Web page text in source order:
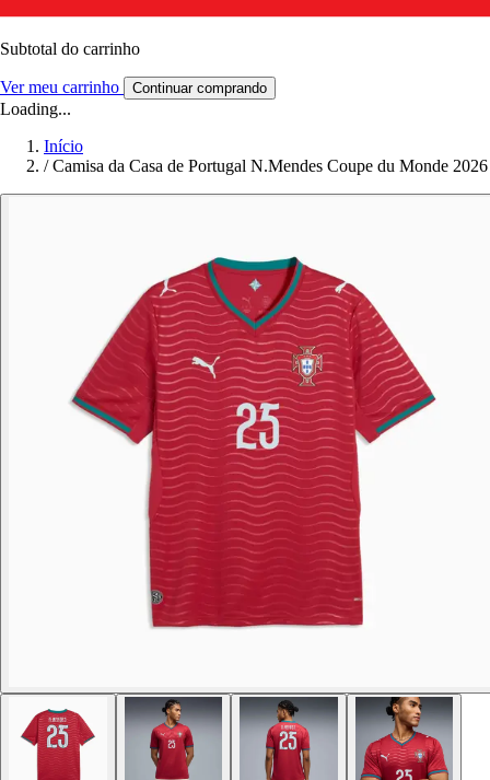
Subtotal do carrinho
Ver meu carrinho Continuar comprando
Loading...
Início
/ Camisa da Casa de Portugal N.Mendes Coupe du Monde 2026